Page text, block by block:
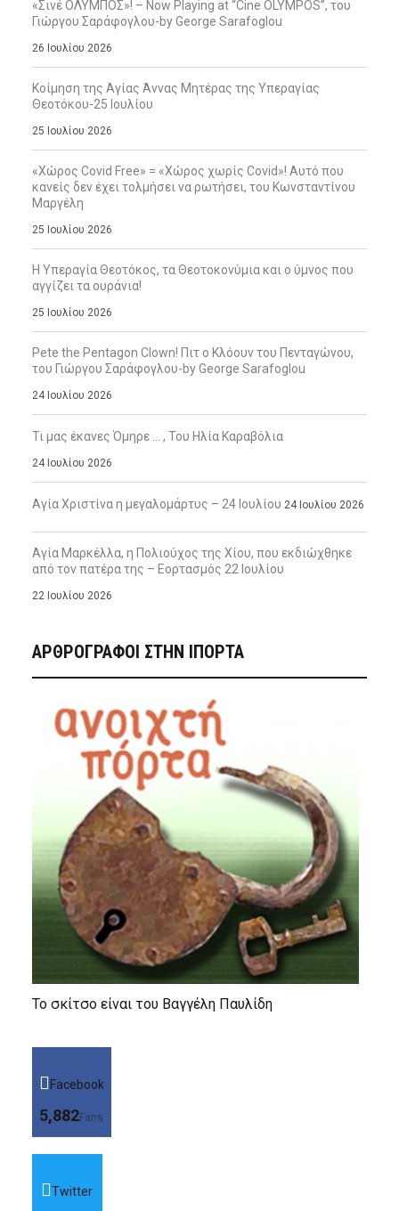
«Σινέ ΟΛΥΜΠΟΣ»! – Now Playing at “Cine OLYMPOS”, του
Γιώργου Σαράφογλου-by George Sarafoglou
26 Ιουλίου 2026
Κοίμηση της Αγίας Άννας Μητέρας της Υπεραγίας
Θεοτόκου-25 Ιουλίου
25 Ιουλίου 2026
«Χώρος Covid Free» = «Χώρος χωρίς Covid»! Αυτό που
κανείς δεν έχει τολμήσει να ρωτήσει, του Κωνσταντίνου
Μαργέλη
25 Ιουλίου 2026
Η Υπεραγία Θεοτόκος, τα Θεοτοκονύμια και ο ύμνος που
αγγίζει τα ουράνια!
25 Ιουλίου 2026
Pete the Pentagon Clown! Πιτ ο Κλόουν του Πενταγώνου,
του Γιώργου Σαράφογλου-by George Sarafoglou
24 Ιουλίου 2026
Τι μας έκανες Όμηρε … , Του Ηλία Καραβόλια
24 Ιουλίου 2026
Αγία Χριστίνα η μεγαλομάρτυς – 24 Ιουλίου 24 Ιουλίου 2026
Αγία Μαρκέλλα, η Πολιούχος της Χίου, που εκδιώχθηκε
από τον πατέρα της – Εορτασμός 22 Ιουλίου
22 Ιουλίου 2026
ΑΡΘΡΟΓΡΑΦΟΙ ΣΤΗΝ IΠΟΡΤΑ
Το σκίτσο είναι του Βαγγέλη Παυλίδη
Facebook
5,882Fans
Twitter